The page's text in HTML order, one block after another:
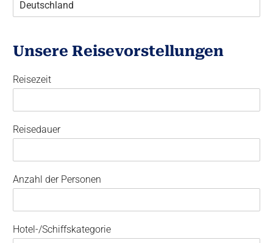
Unsere Reisevorstellungen
Reisezeit
Reisedauer
Anzahl der Personen
Hotel-/Schiffskategorie